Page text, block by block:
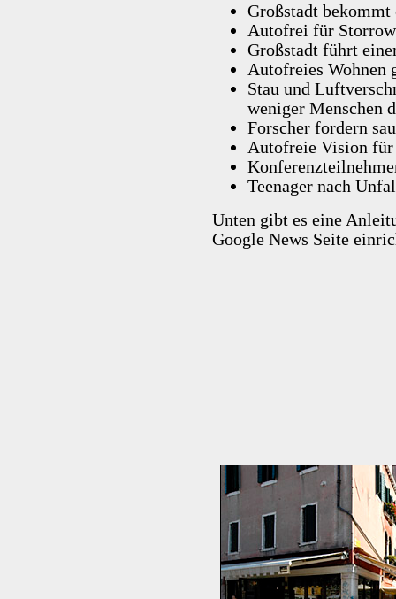
Großstadt
Autofrei für
Großstadt führt
Autofreies Wohnen
Stau und
weniger Menschen
Forscher fordern
Autofreie Vision für
Teenager nach
Unten gibt es eine
Google News Seite